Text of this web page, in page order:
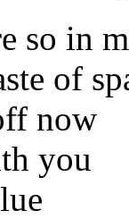
so in
of
now
you